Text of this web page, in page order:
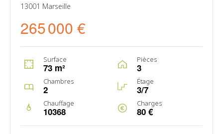
13001 Marseille
265 000 €
Surface
73 m²
Pièces
3
Chambres
2
Étage
3/7
Chauffage
10368
Charges
80 €